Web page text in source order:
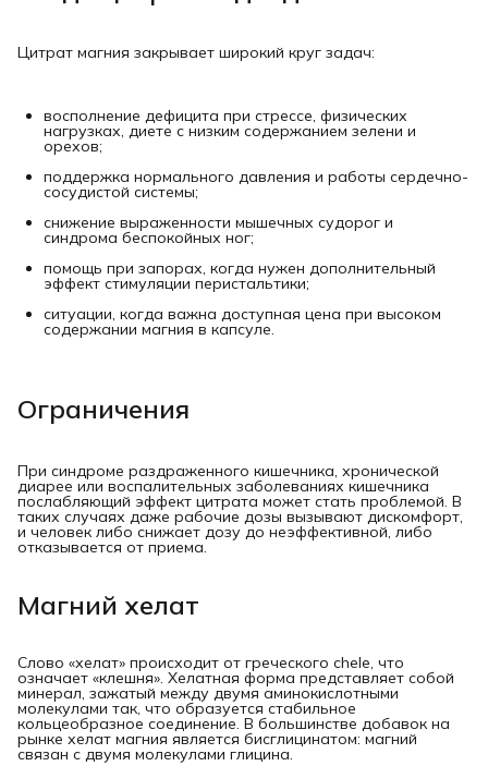
Цитрат магния закрывает широкий круг задач:
восполнение дефицита при стрессе, физических
нагрузках, диете с низким содержанием зелени и
орехов;
поддержка нормального давления и работы сердечно-
сосудистой системы;
снижение выраженности мышечных судорог и
синдрома беспокойных ног;
помощь при запорах, когда нужен дополнительный
эффект стимуляции перистальтики;
ситуации, когда важна доступная цена при высоком
содержании магния в капсуле.
Ограничения
При синдроме раздраженного кишечника, хронической
диарее или воспалительных заболеваниях кишечника
послабляющий эффект цитрата может стать проблемой. В
таких случаях даже рабочие дозы вызывают дискомфорт,
и человек либо снижает дозу до неэффективной, либо
отказывается от приема.
Магний хелат
Слово «хелат» происходит от греческого chele, что
означает «клешня». Хелатная форма представляет собой
минерал, зажатый между двумя аминокислотными
молекулами так, что образуется стабильное
кольцеобразное соединение. В большинстве добавок на
рынке хелат магния является бисглицинатом: магний
связан с двумя молекулами глицина.